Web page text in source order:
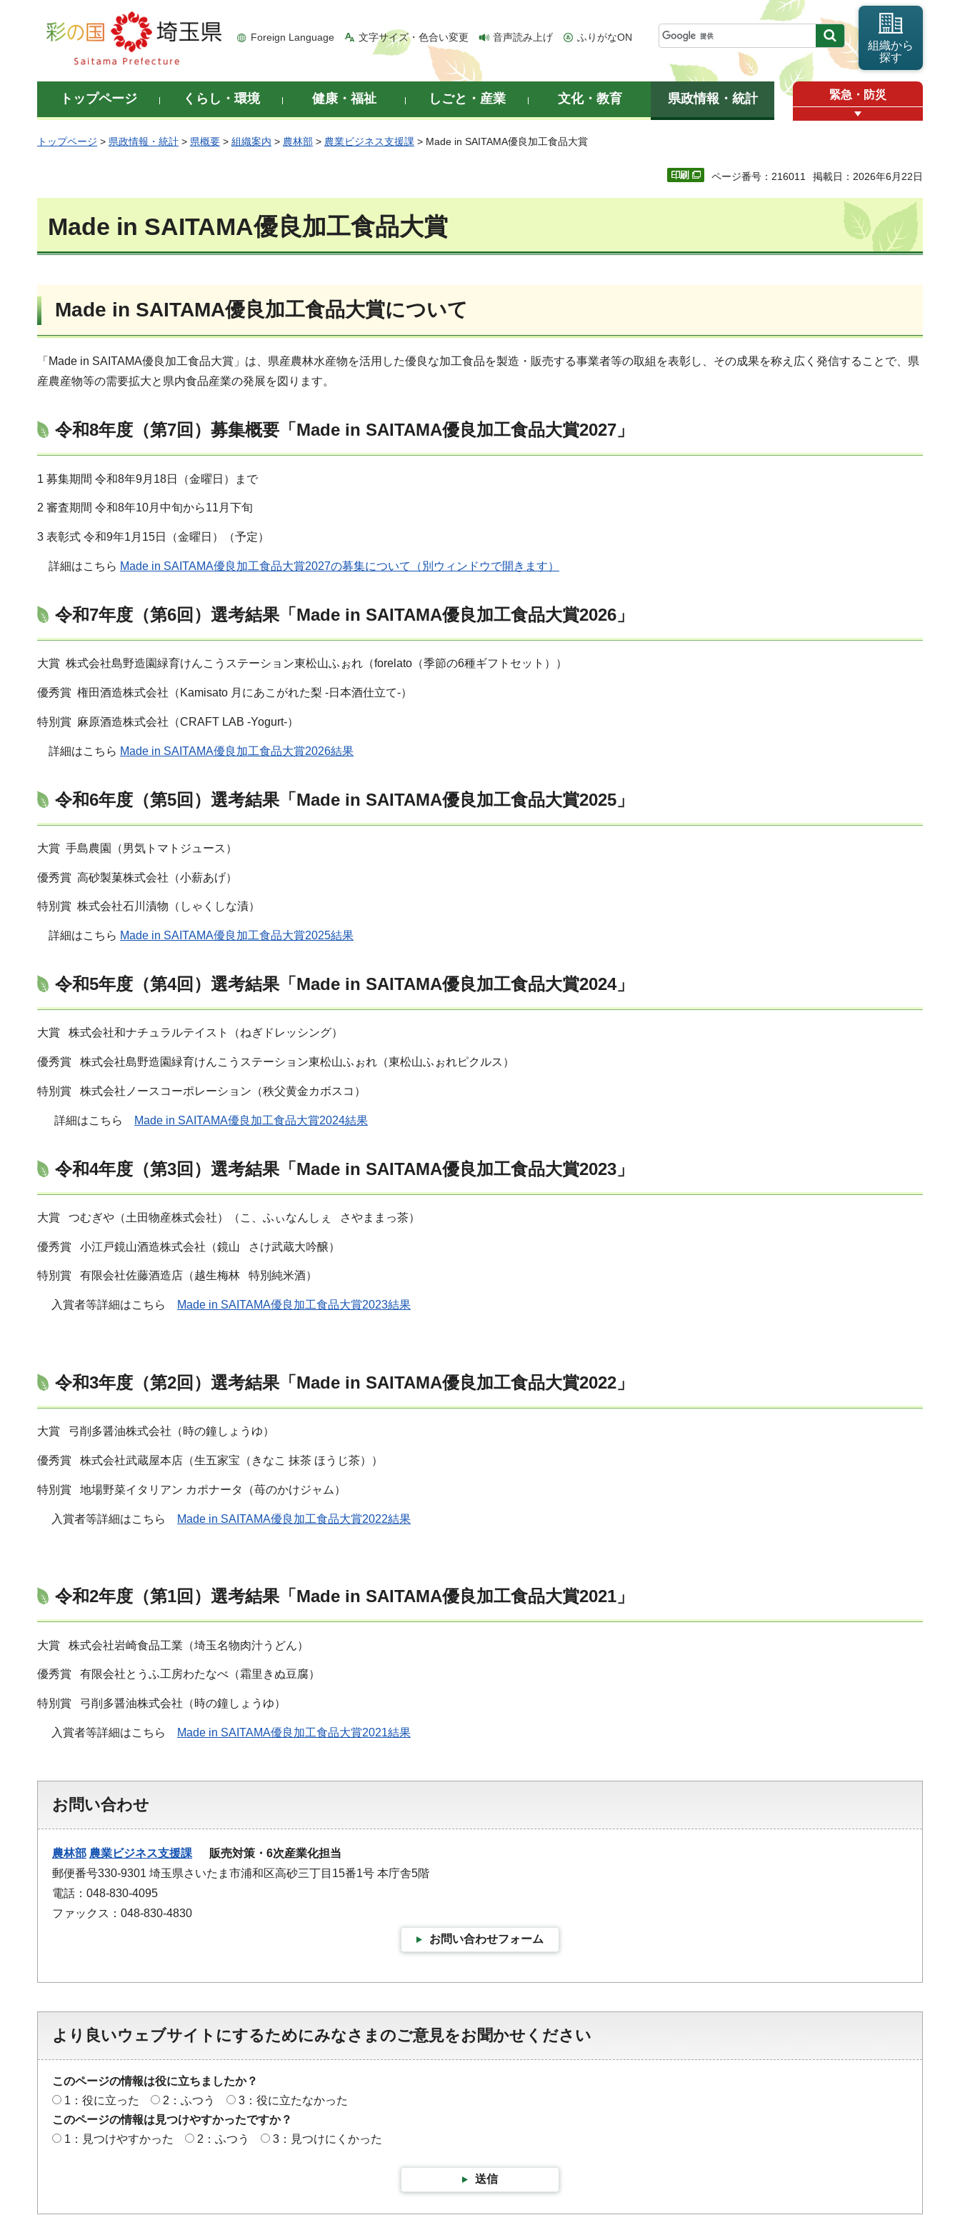
彩の国 埼玉県
Foreign Language 文字サイズ・色合い変更 音声読み上げ ふりがなON
組織から
探す
トップページ くらし・環境 健康・福祉 しごと・産業 文化・教育 県政情報・統計 緊急・防災
トップページ > 県政情報・統計 > 県概要 > 組織案内 > 農林部 > 農業ビジネス支援課 > Made in SAITAMA優良加工食品大賞
ページ番号：216011 掲載日：2026年6月22日
Made in SAITAMA優良加工食品大賞
Made in SAITAMA優良加工食品大賞について
「Made in SAITAMA優良加工食品大賞」は、県産農林水産物を活用した優良な加工食品を製造・販売する事業者等の取組を表彰し、その成果を称え広く発信することで、県
産農産物等の需要拡大と県内食品産業の発展を図ります。
令和8年度（第7回）募集概要「Made in SAITAMA優良加工食品大賞2027」
1 募集期間 令和8年9月18日（金曜日）まで
2 審査期間 令和8年10月中旬から11月下旬
3 表彰式 令和9年1月15日（金曜日）（予定）
詳細はこちら Made in SAITAMA優良加工食品大賞2027の募集について（別ウィンドウで開きます）
令和7年度（第6回）選考結果「Made in SAITAMA優良加工食品大賞2026」
大賞 株式会社島野造園緑育けんこうステーション東松山ふぉれ（forelato（季節の6種ギフトセット））
優秀賞 権田酒造株式会社（Kamisato 月にあこがれた梨 -日本酒仕立て-）
特別賞 麻原酒造株式会社（CRAFT LAB -Yogurt-）
詳細はこちら Made in SAITAMA優良加工食品大賞2026結果
令和6年度（第5回）選考結果「Made in SAITAMA優良加工食品大賞2025」
大賞 手島農園（男気トマトジュース）
優秀賞 高砂製菓株式会社（小薪あげ）
特別賞 株式会社石川漬物（しゃくしな漬）
詳細はこちら Made in SAITAMA優良加工食品大賞2025結果
令和5年度（第4回）選考結果「Made in SAITAMA優良加工食品大賞2024」
大賞 株式会社和ナチュラルテイスト（ねぎドレッシング）
優秀賞 株式会社島野造園緑育けんこうステーション東松山ふぉれ（東松山ふぉれピクルス）
特別賞 株式会社ノースコーポレーション（秩父黄金カボスコ）
詳細はこちら Made in SAITAMA優良加工食品大賞2024結果
令和4年度（第3回）選考結果「Made in SAITAMA優良加工食品大賞2023」
大賞 つむぎや（土田物産株式会社）（こ、ふぃなんしぇ さやままっ茶）
優秀賞 小江戸鏡山酒造株式会社（鏡山 さけ武蔵大吟醸）
特別賞 有限会社佐藤酒造店（越生梅林 特別純米酒）
入賞者等詳細はこちら Made in SAITAMA優良加工食品大賞2023結果
令和3年度（第2回）選考結果「Made in SAITAMA優良加工食品大賞2022」
大賞 弓削多醤油株式会社（時の鐘しょうゆ）
優秀賞 株式会社武蔵屋本店（生五家宝（きなこ 抹茶 ほうじ茶））
特別賞 地場野菜イタリアン カポナータ（苺のかけジャム）
入賞者等詳細はこちら Made in SAITAMA優良加工食品大賞2022結果
令和2年度（第1回）選考結果「Made in SAITAMA優良加工食品大賞2021」
大賞 株式会社岩崎食品工業（埼玉名物肉汁うどん）
優秀賞 有限会社とうふ工房わたなべ（霜里きぬ豆腐）
特別賞 弓削多醤油株式会社（時の鐘しょうゆ）
入賞者等詳細はこちら Made in SAITAMA優良加工食品大賞2021結果
お問い合わせ
農林部 農業ビジネス支援課 販売対策・6次産業化担当
郵便番号330-9301 埼玉県さいたま市浦和区高砂三丁目15番1号 本庁舎5階
電話：048-830-4095
ファックス：048-830-4830
お問い合わせフォーム
より良いウェブサイトにするためにみなさまのご意見をお聞かせください
このページの情報は役に立ちましたか？
1：役に立った
2：ふつう
3：役に立たなかった
このページの情報は見つけやすかったですか？
1：見つけやすかった
2：ふつう 3：見つけにくかった
送信